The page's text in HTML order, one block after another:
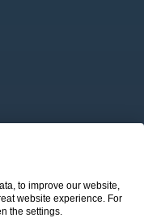
to improve our website,
website experience. For
the settings.